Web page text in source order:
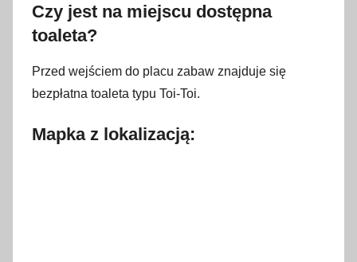
Czy jest na miejscu dostępna
toaleta?
Przed wejściem do placu zabaw znajduje się
bezpłatna toaleta typu Toi-Toi.
Mapka z lokalizacją: